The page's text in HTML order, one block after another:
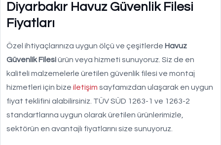
Diyarbakır Havuz Güvenlik Filesi
Fiyatları
Özel ihtiyaçlarınıza uygun ölçü ve çeşitlerde Havuz
Güvenlik Filesiürün veya hizmeti sunuyoruz. Siz de en
kaliteli malzemelerle üretilen güvenlik filesi ve montaj
hizmetleri için bize iletişim sayfamızdan ulaşarak en uygun
fiyat teklifini alabilirsiniz. TÜV SÜD 1263-1 ve 1263-2
standartlarına uygun olarak üretilen ürünlerimizle,
sektörün en avantajlı fiyatlarını size sunuyoruz.